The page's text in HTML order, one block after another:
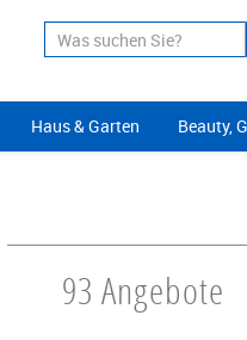
Suche
Haus & Garten Beauty,
93 Angebote